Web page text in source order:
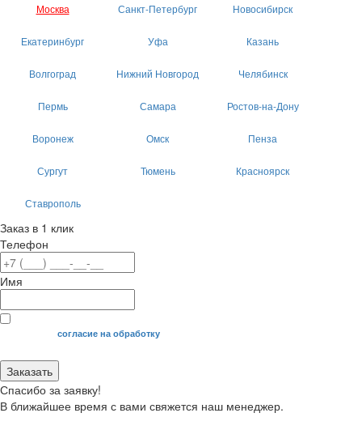
Москва Санкт-Петербург Новосибирск
Екатеринбург Уфа Казань
Волгоград Нижний Новгород Челябинск
Пермь Самара Ростов-на-Дону
Воронеж Омск Пенза
Сургут Тюмень Красноярск
Ставрополь
Заказ в 1 клик
Телефон
Имя
Я даю своесогласие на обработку
Заказать
Спасибо за заявку!
В ближайшее время с вами свяжется наш менеджер.